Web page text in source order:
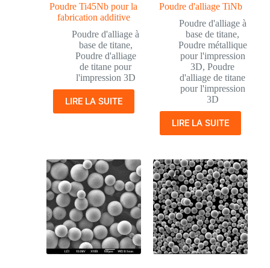
Poudre Ti45Nb pour la
fabrication additive
Poudre d'alliage à
base de titane,
Poudre d'alliage
de titane pour
l'impression 3D
LIRE LA SUITE
Poudre d'alliage TiNb
Poudre d'alliage à
base de titane,
Poudre métallique
pour l'impression
3D,Poudre
d'alliage de titane
pour l'impression
3D
LIRE LA SUITE